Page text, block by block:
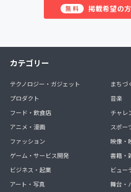
無料 掲載希望の
カテゴリー
テクノロジー・ガジェット
プロダクト
フード・飲食店
アニメ・漫画
ファッション
ゲーム・サービス開発
ビジネス・起業
アート・写真
まちづ
音楽
チャレ
スポー
映像・
書籍・
ビュー
舞台・